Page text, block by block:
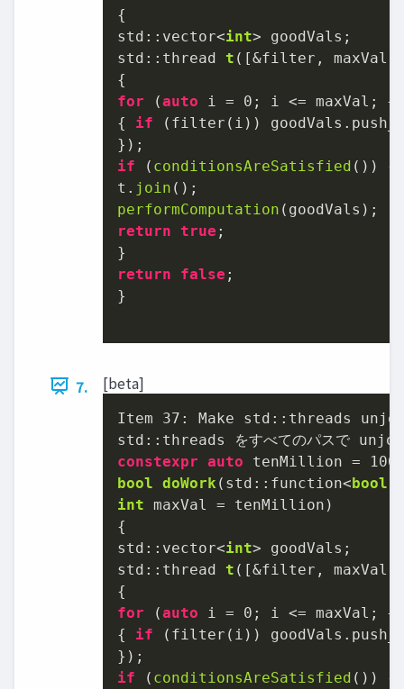
{
std::vector<int
std::thread t ([&filter, maxVal,
for (auto i = 0 ; i <= maxVal;
{ if (filter(i))
})
if ( conditionsAreSatisfied ()) {
t. join
performComputation
return true ;
return
false ;
}
7. [beta]
Item 37 : Make std::threads
constexpr auto tenMillion =
bool doWork (std::function<bool
int maxVal = tenMillion)
{
std::vector<int
std::thread t ([&filter, maxVal,
for (auto i = 0 ; i <= maxVal;
{ if (filter(i))
})
if ( conditionsAreSatisfied ()) {